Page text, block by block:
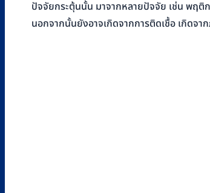
ปัจจัยกระตุ้นนั้น มาจากหลายปัจจัย เช่น พฤติก
นอกจากนั้นยังอาจเกิดจากการติดเชื้อ เกิดจา